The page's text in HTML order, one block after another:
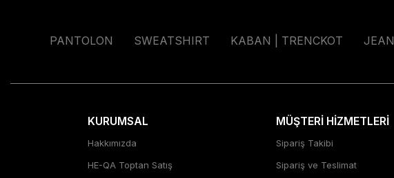
PANTOLON SWEATSHIRT KABAN | TRENCKOT JEAN
KURUMSAL
Hakkımızda
HE-QA Toptan Satış
MÜŞTERİ HİZMETLERİ
Sipariş Takibi
Sipariş ve Teslimat